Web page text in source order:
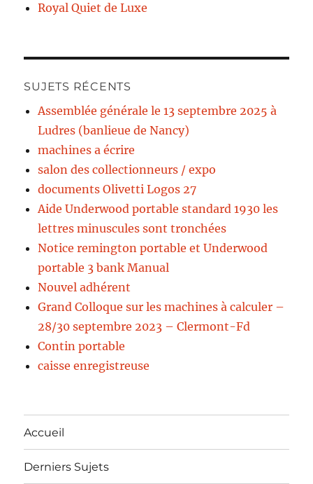
Royal Quiet de Luxe
SUJETS RÉCENTS
Assemblée générale le 13 septembre 2025 à
Ludres (banlieue de Nancy)
machines a écrire
salon des collectionneurs / expo
documents Olivetti Logos 27
Aide Underwood portable standard 1930 les
lettres minuscules sont tronchées
Notice remington portable et Underwood
portable 3 bank Manual
Nouvel adhérent
Grand Colloque sur les machines à calculer –
28/30 septembre 2023 – Clermont-Fd
Contin portable
caisse enregistreuse
Accueil
Derniers Sujets